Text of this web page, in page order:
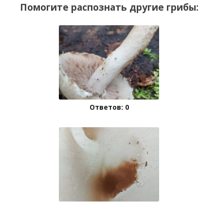
Помогите распознать другие грибы:
Ответов: 0